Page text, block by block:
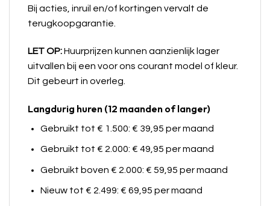
Bij acties, inruil en/of kortingen vervalt de
terugkoopgarantie.
LET OP:Huurprijzen kunnen aanzienlijk lager
uitvallen bij een voor ons courant model of kleur.
Dit gebeurt in overleg.
Langdurig huren (12 maanden of langer)
Gebruikt tot € 1.500: € 39,95 per maand
Gebruikt tot € 2.000: € 49,95 per maand
Gebruikt boven € 2.000: € 59,95 per maand
Nieuw tot € 2.499: € 69,95 per maand